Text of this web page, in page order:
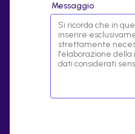
Messaggio